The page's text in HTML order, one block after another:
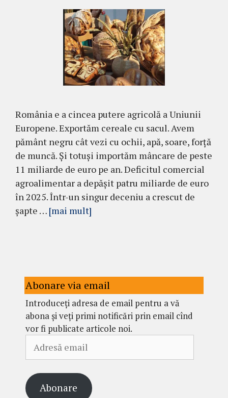
România e a cincea putere agricolă a Uniunii
Europene. Exportăm cereale cu sacul. Avem
pământ negru cât vezi cu ochii, apă, soare, forță
de muncă. Și totuși importăm mâncare de peste
11 miliarde de euro pe an. Deficitul comercial
agroalimentar a depășit patru miliarde de euro
în 2025. Într-un singur deceniu a crescut de
șapte … [mai mult]
Abonare via email
Introduceți adresa de email pentru a vă
abona și veți primi notificări prin email cînd
vor fi publicate articole noi.
email
Abonare